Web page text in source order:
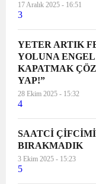
17 Aralık 2025 - 16:51
3
YETER ARTIK
YOLUNA
KAPATMAK
YAP!”
28 Ekim 2025 - 15:32
4
SAATCİ
BIRAKMADIK
3 Ekim 2025 - 15:23
5